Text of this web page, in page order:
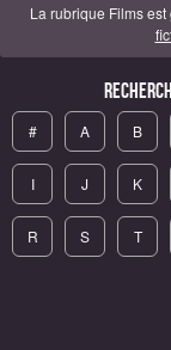
La rubrique Films
# A B
I J K
R S T